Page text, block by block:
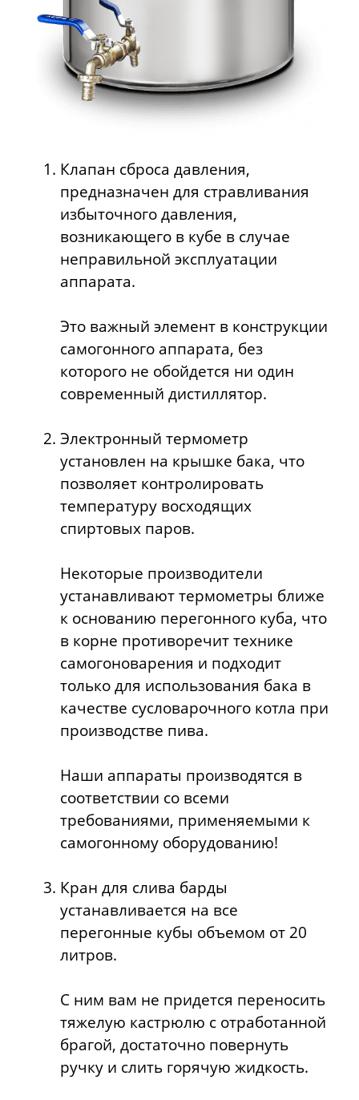
Клапан сброса давления,
предназначен для стравливания
избыточного давления,
возникающего в кубе в случае
неправильной эксплуатации
аппарата.
Это важный элемент в конструкции
самогонного аппарата, без
которого не обойдется ни один
современный дистиллятор.
Электронный термометр
установлен на крышке бака, что
позволяет контролировать
температуру восходящих
спиртовых паров.
Некоторые производители
устанавливают термометры ближе
к основанию перегонного куба, что
в корне противоречит технике
самогоноварения и подходит
только для использования бака в
качестве сусловарочного котла при
производстве пива.
Наши аппараты производятся в
соответствии со всеми
требованиями, применяемыми к
самогонному оборудованию!
Кран для слива барды
устанавливается на все
перегонные кубы объемом от 20
литров.
С ним вам не придется переносить
тяжелую кастрюлю с отработанной
брагой, достаточно повернуть
ручку и слить горячую жидкость.